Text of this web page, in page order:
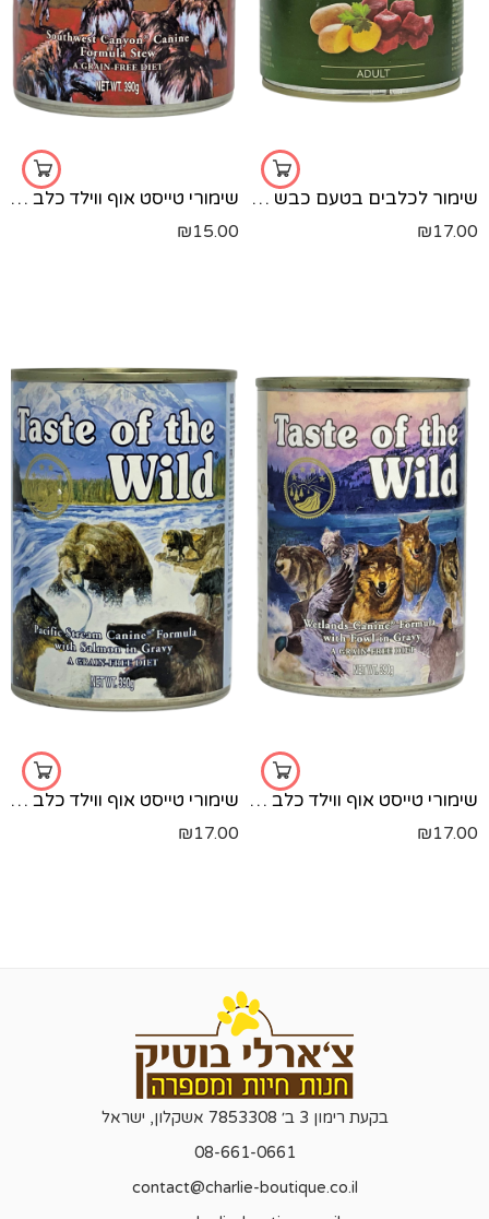
שימור לכלבים בטעם כבש 400 גרם NUEVO
₪17.00
שימורי טייסט אוף ווילד כלב - בקר 390 גרם
₪15.00
שימורי טייסט אוף ווילד כלב - ברווז 390 גרם
₪17.00
שימורי טייסט אוף ווילד כלב - סלמון 390 גרם
₪17.00
בקעת רימון 3 ב׳ 7853308 אשקלון, ישראל
08-661-0661
contact@charlie-boutique.co.il